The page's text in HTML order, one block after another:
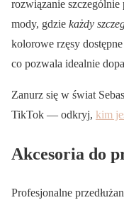
rozwiązanie szczególnie
mody, gdzie każdy
kolorowe rzęsy
co pozwala idealnie
Zanurz się w świat
TikTok — odkryj, kim
Akcesoria do
Profesjonalne